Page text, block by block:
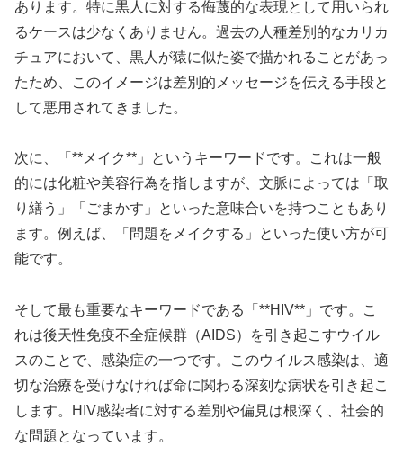
あります。特に黒人に対する侮蔑的な表現として用いられ
るケースは少なくありません。過去の人種差別的なカリカ
チュアにおいて、黒人が猿に似た姿で描かれることがあっ
たため、このイメージは差別的メッセージを伝える手段と
して悪用されてきました。
次に、「**メイク**」というキーワードです。これは一般
的には化粧や美容行為を指しますが、文脈によっては「取
り繕う」「ごまかす」といった意味合いを持つこともあり
ます。例えば、「問題をメイクする」といった使い方が可
能です。
そして最も重要なキーワードである「**HIV**」です。こ
れは後天性免疫不全症候群（AIDS）を引き起こすウイル
スのことで、感染症の一つです。このウイルス感染は、適
切な治療を受けなければ命に関わる深刻な病状を引き起こ
します。HIV感染者に対する差別や偏見は根深く、社会的
な問題となっています。